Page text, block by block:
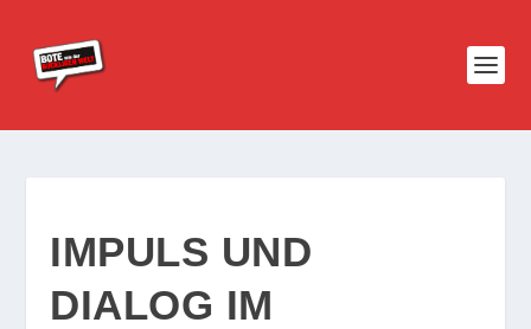
IMPULS UND
DIALOG IM